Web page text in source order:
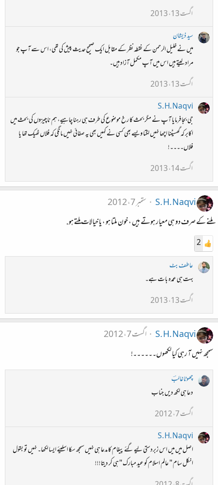
اگست 13، 2013
سید ذیشان
میں نے خلیل الرحمن کے نقطہ نظر کے مقابل ایک صحیح حدیث پیش کی تھی، اس سے آپ جو
مراد لیتے ہیں اس میں آپ مکمل آزاد ہیں۔
اگست 13، 2013
S. H. Naqvi
جی بجا فرمایا آپ نے مگر بحث کا رخ موضوع کی طرف ہی رہنا چاہیے، ہم ناچیزوں کی بحث میں
اکابر کہ گھسیٹنا اچھا نہیں لگتا ویسے بھی کسی نے کہیں بھی یہ صفائی نہیں مانگی کہ فلاں ٹھیک تھا یا
فلاں۔۔۔۔!
اگست 14، 2013
S. H. Naqvi
ستمبر 7، 2012
ملنے کے صرف دو ہی معیار ہوتے ہیں ، خون ملتا ہو ، یا خیالات ملتے ہو.
2
عاطف بٹ
بہت ہی عمدہ بات ہے۔
اگست 13، 2013
S. H. Naqvi
اگست 7، 2012
سمجھ نہیں آ رہی کیا لکھوں۔۔۔۔۔۔!
چھوٹاغالبؔ
دعا ہی لکھ دیں جناب
اگست 7، 2012
S. H. Naqvi
اصل میں میں اس زبردستی لیے گئے پیغام کا مدعا ہی نہیں سمجھ سکا اسلیئے ایسا لکھا۔ نہیں تو بقول
انکل سام " عالم اسلام کو عید مبارک " ہی کر دیتا!!!